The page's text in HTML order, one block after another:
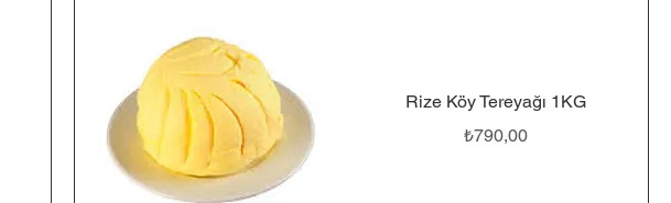
Rize Köy Tereyağı 1KG
Fiyat
₺790,00